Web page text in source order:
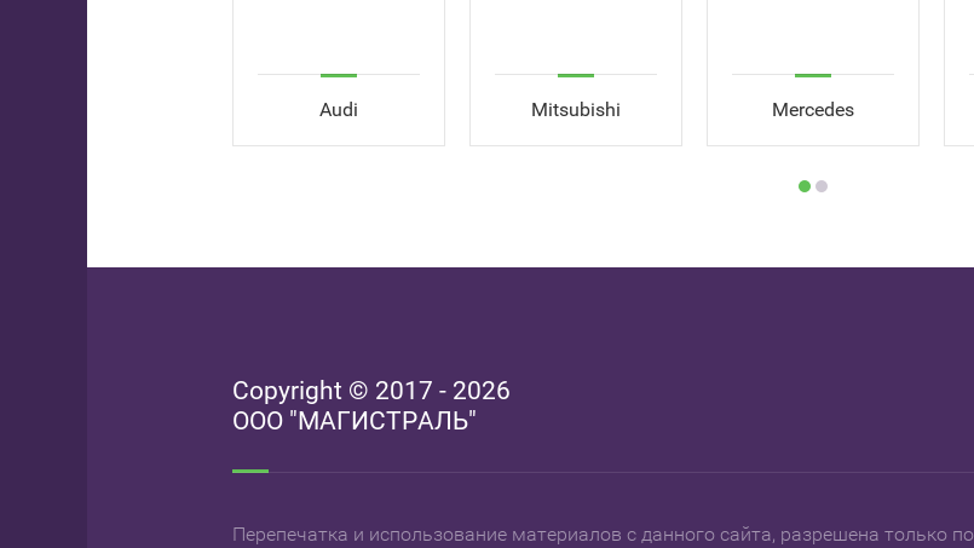
Audi Mitsubishi Mercedes
Copyright © 2017 - 2026
ООО "МАГИСТРАЛЬ"
Перепечатка и использование материалов с данного сайта, разрешена только по